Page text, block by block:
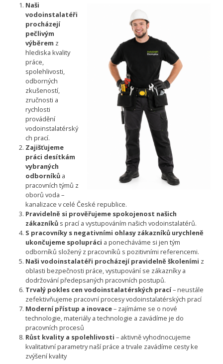
Naši
vodoinstalatéři
procházejí
pečlivým
výběrem z
hlediska kvality
práce,
spolehlivosti,
odborných
zkušeností,
zručnosti a
rychlosti
provádění
vodoinstalatérský
ch prací.
Zajišťujeme
práci desítkám
vybraných
odborníkůa
pracovních týmů z
oborů voda –
kanalizace v celé České republice.
Pravidelně si prověřujeme spokojenost našich
zákazníkůs prací a vystupováním našich vodoinstalatérů.
S pracovníky s negativními ohlasy zákazníků urychleně
ukončujeme spolupráci a ponecháváme si jen tým
odborníků složený z pracovníků s pozitivními referencemi.
Naši vodoinstalatéři procházejí pravidelně školeními z
oblasti bezpečnosti práce, vystupování se zákazníky a
dodržování předepsaných pracovních postupů.
Trvalý pokles cen vodoinstalatérských prací– neustále
zefektivňujeme pracovní procesy vodoinstalatérských prací
Moderní přístup a inovace– zajímáme se o nové
technologie, materiály a technologie a zavádíme je do
pracovních procesů
Růst kvality a spolehlivosti – aktivně vyhodnocujeme
kvalitativní parametry naší práce a trvale zavádíme cesty ke
zvýšení kvality